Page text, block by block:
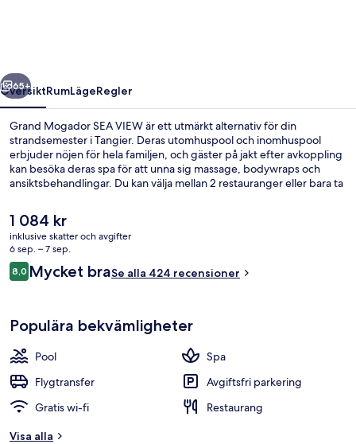
Nästa
65+
ÖversiktRumLägeRegler
Grand Mogador SEA VIEW är ett utmärkt alternativ för din
strandsemester i Tangier. Deras utomhuspool och inomhuspool
erbjuder nöjen för hela familjen, och gäster på jakt efter avkoppling
kan besöka deras spa för att unna sig massage, bodywraps och
ansiktsbehandlingar. Du kan välja mellan 2 restauranger eller bara ta
tillgång till ett gym, ett fitnesscenter och en bastu.
Det
nuvarande
priset
är
1 084 kr
1 084 kr
inklusive skatter och avgifter
6 sep. – 7 sep.
Recensioner
8,08,0 av 10,
Mycket braSe alla 424 recensioner
Populära bekvämligheter
Pool
Spa
Flygtransfer
Avgiftsfri parkering
Gratis wi-fi
Restaurang
Visa alla